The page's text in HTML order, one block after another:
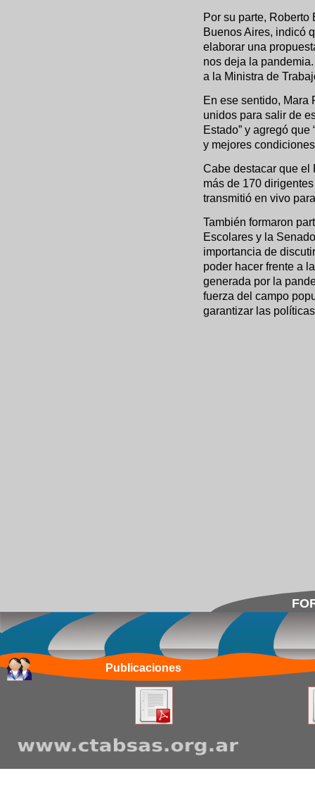
Por su parte, Roberto
Buenos Aires, indicó
elaborar una
nos deja la
a la Ministra de
En ese sentido, Mara
unidos para salir de
Estado” y agregó
y mejores
Cabe destacar que el
más de 170
transmitió en vivo
También formaron
Escolares y la
importancia de
poder hacer frente a
generada por la
fuerza del campo
garantizar las
Publicaciones